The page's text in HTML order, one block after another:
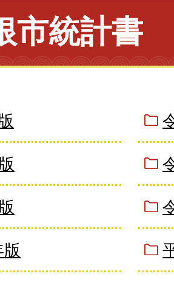
市統計書